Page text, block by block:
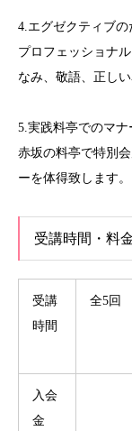
4.エグゼクティブ
プロフェッショナ
なみ、敬語、正し
5.実践料亭でのマナ
赤坂の料亭で特別
ーを体得致します。
受講時間・料
受講
時間
全5回
入会
金